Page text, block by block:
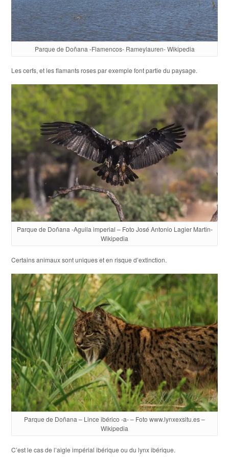
Parque de Doñana -Flamencos- Rameylauren- Wikipedia
Les cerfs, et les flamants roses par exemple font partie du paysage.
Parque de Doñana -Aguila imperial – Foto José Antonio Lagier Martin-
Wikipedia
Certains animaux sont uniques et en risque d’extinction.
Parque de Doñana – Lince ibérico -a- – Foto www.lynxexsitu.es –
Wikipedia
C’est le cas de l’aigle impérial ibérique ou du lynx ibérique.